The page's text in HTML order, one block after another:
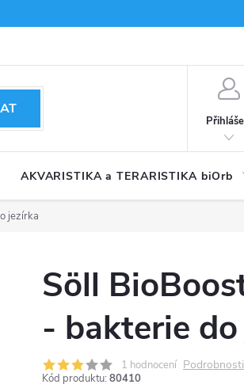
AKVARISTIKA a TERARISTIKA biOrb
jezírka
Söll
- bakterie
1 hodnocení
Kód produktu: 80410